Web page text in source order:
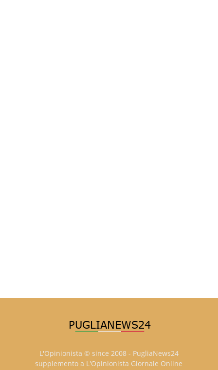
L'Opinionista © since 2008 - PugliaNews24
supplemento a L'Opinionista Giornale Online